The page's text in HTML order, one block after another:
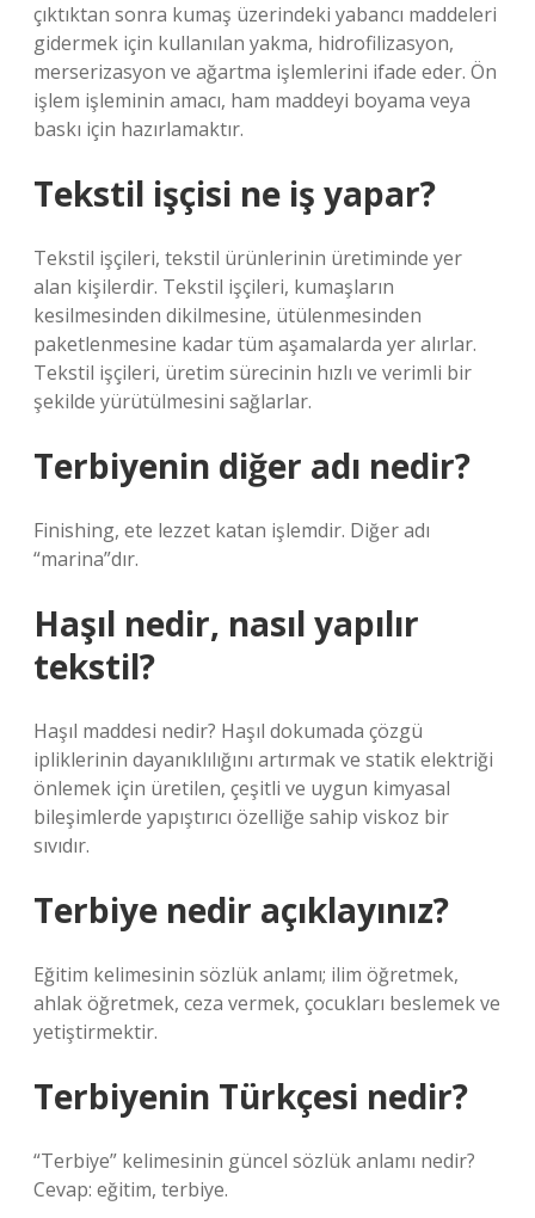
çıktıktan sonra kumaş üzerindeki yabancı maddeleri
gidermek için kullanılan yakma, hidrofilizasyon,
merserizasyon ve ağartma işlemlerini ifade eder. Ön
işlem işleminin amacı, ham maddeyi boyama veya
baskı için hazırlamaktır.
Tekstil işçisi ne iş yapar?
Tekstil işçileri, tekstil ürünlerinin üretiminde yer
alan kişilerdir. Tekstil işçileri, kumaşların
kesilmesinden dikilmesine, ütülenmesinden
paketlenmesine kadar tüm aşamalarda yer alırlar.
Tekstil işçileri, üretim sürecinin hızlı ve verimli bir
şekilde yürütülmesini sağlarlar.
Terbiyenin diğer adı nedir?
Finishing, ete lezzet katan işlemdir. Diğer adı
“marina”dır.
Haşıl nedir, nasıl yapılır
tekstil?
Haşıl maddesi nedir? Haşıl dokumada çözgü
ipliklerinin dayanıklılığını artırmak ve statik elektriği
önlemek için üretilen, çeşitli ve uygun kimyasal
bileşimlerde yapıştırıcı özelliğe sahip viskoz bir
sıvıdır.
Terbiye nedir açıklayınız?
Eğitim kelimesinin sözlük anlamı; ilim öğretmek,
ahlak öğretmek, ceza vermek, çocukları beslemek ve
yetiştirmektir.
Terbiyenin Türkçesi nedir?
“Terbiye” kelimesinin güncel sözlük anlamı nedir?
Cevap: eğitim, terbiye.